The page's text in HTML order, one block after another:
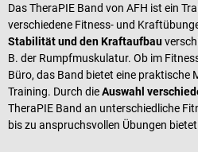
Das TheraPIE Band von AFH ist ein
verschiedene Fitness- und
Stabilität und den Kraftaufbau
B. der Rumpfmuskulatur. Ob im
Büro, das Band bietet eine praktische
Training. Durch dieAuswahl
TheraPIE Band an unterschiedliche
bis zu anspruchsvollen Übungen